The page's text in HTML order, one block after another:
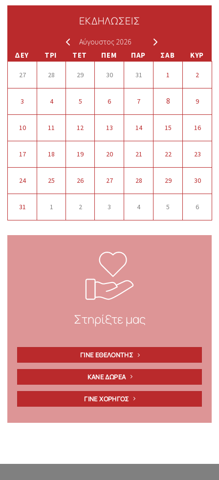
ΕΚΔΗΛΩΣΕΙΣ
Αύγουστος 2026
ΔΕΥ ΤΡΙ ΤΕΤ ΠΕΜ ΠΑΡ ΣΑΒ ΚΥΡ
27 28 29 30 31 1 2
3 4 5 6 7 8 9
10 11 12 13 14 15 16
17 18 19 20 21 22 23
24 25 26 27 28 29 30
31 1 2 3 4 5 6
Στηρίξτε μας
ΓΙΝΕ ΕΘΕΛΟΝΤΗΣ
ΚΑΝΕ ΔΩΡΕΑ
ΓΙΝΕ ΧΟΡΗΓΟΣ